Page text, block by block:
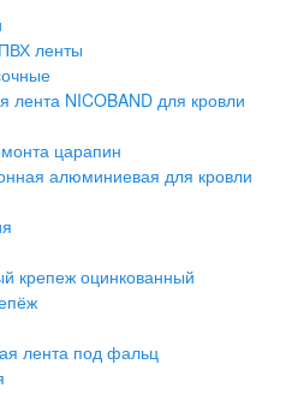
ленты
лента NICOBAND для кровли
царапин
алюминиевая для кровли
крепеж оцинкованный
лента под фальц